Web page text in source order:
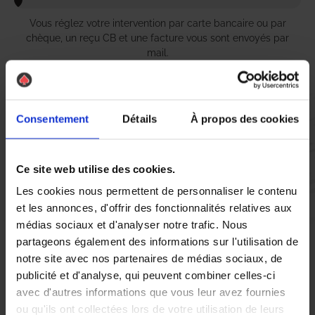
Consentement Détails À propos des cookies
Ce site web utilise des cookies.
Les cookies nous permettent de personnaliser le contenu
et les annonces, d'offrir des fonctionnalités relatives aux
médias sociaux et d'analyser notre trafic. Nous
partageons également des informations sur l'utilisation de
notre site avec nos partenaires de médias sociaux, de
publicité et d'analyse, qui peuvent combiner celles-ci
avec d'autres informations que vous leur avez fournies
ou qu'ils ont collectées lors de votre utilisation de leurs
Vous réglez votre intervention par carte bancaire ou par
chèque, un reçu CB et une facture vous sont envoyés par
mail.
Etape 5 :
Vous évaluez la prestation
Vous recevez une demande d’évaluation de votre expérience
avec l’équipe AS DE PIC.
Nous avons pensé à tout
Si vous résidez à Lamotte-Beuvron et que vous êtes confronté à